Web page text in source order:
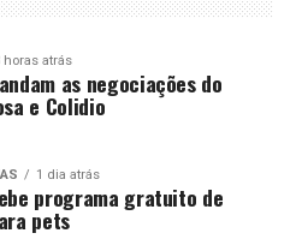
horas atrás
as negociações do
e Colidio
1 dia atrás
programa gratuito de
pets